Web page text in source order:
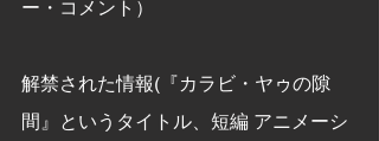
ー・コメント）
解禁された情報(『カラビ・ヤゥの隙
間』というタイトル、短編 アニメーシ